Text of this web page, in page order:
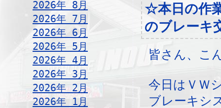
2026年 8月
2026年 7月
2026年 6月
2026年 5月
2026年 4月
2026年 3月
2026年 2月
2026年 1月
☆本日の作
のブレーキ
皆さん、こ
今日はＶＷ
ブレーキシ